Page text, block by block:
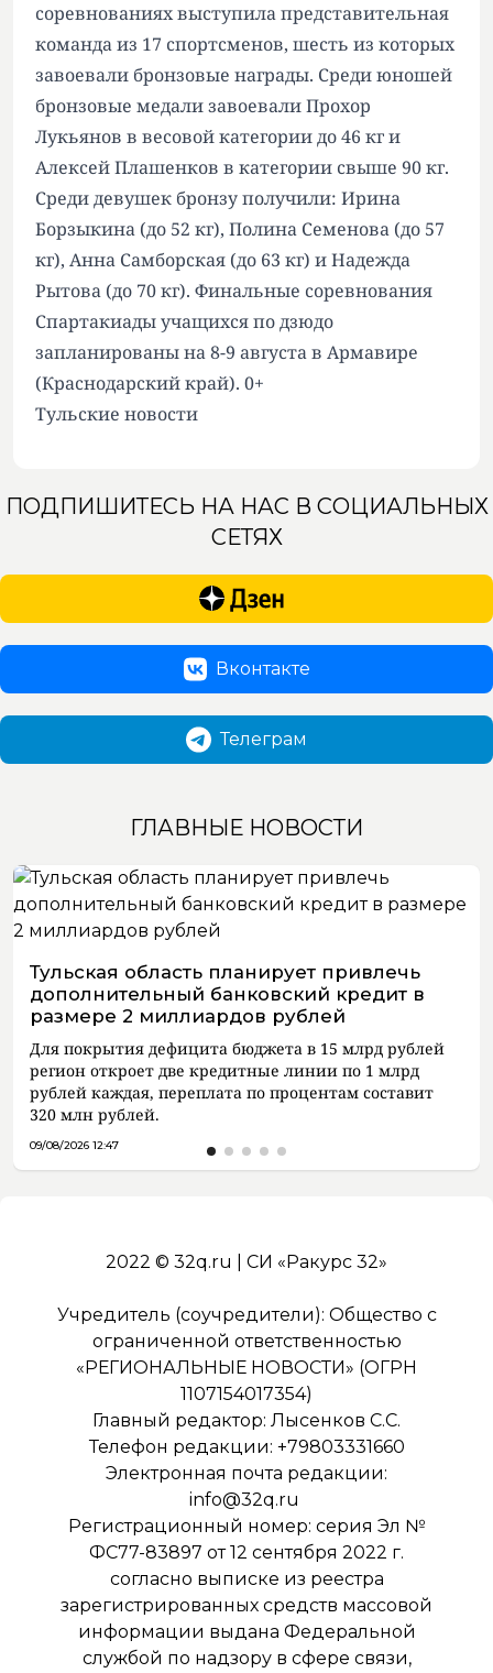
соревнованиях выступила представительная
команда из 17 спортсменов, шесть из которых
завоевали бронзовые награды. Среди юношей
бронзовые медали завоевали Прохор
Лукьянов в весовой категории до 46 кг и
Алексей Плашенков в категории свыше 90 кг.
Среди девушек бронзу получили: Ирина
Борзыкина (до 52 кг), Полина Семенова (до 57
кг), Анна Самборская (до 63 кг) и Надежда
Рытова (до 70 кг). Финальные соревнования
Спартакиады учащихся по дзюдо
запланированы на 8-9 августа в Армавире
(Краснодарский край). 0+
Тульские новости
ПОДПИШИТЕСЬ НА НАС В СОЦИАЛЬНЫХ
СЕТЯХ
Вконтакте
Телеграм
ГЛАВНЫЕ НОВОСТИ
Тульская область планирует привлечь
дополнительный банковский кредит в
размере 2 миллиардов рублей
Для покрытия дефицита бюджета в 15 млрд рублей
регион откроет две кредитные линии по 1 млрд
рублей каждая, переплата по процентам составит
320 млн рублей.
09/08/2026 12:47
2022 © 32q.ru | СИ «Ракурс 32»
Учредитель (соучредители): Общество с
ограниченной ответственностью
«РЕГИОНАЛЬНЫЕ НОВОСТИ» (ОГРН
1107154017354)
Главный редактор: Лысенков С.С.
Телефон редакции: +79803331660
Электронная почта редакции:
info@32q.ru
Регистрационный номер: серия Эл №
ФС77-83897 от 12 сентября 2022 г.
согласно выписке из реестра
зарегистрированных средств массовой
информации выдана Федеральной
службой по надзору в сфере связи,